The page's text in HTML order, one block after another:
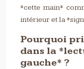
*cette main*
intérieur et la
Pourquoi
dans la
gauche* ?